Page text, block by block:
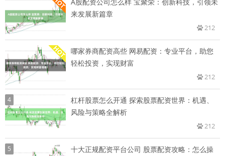
来发展新篇章
212
哪家券商配资高些 网易配资：专业平台，助您
轻松投资，实现财富
212
4
杠杆股票怎么开通 探索股票配资世界：机遇、
风险与策略全解析
212
5
十大正规配资平台公司 股票配资攻略：怎么操